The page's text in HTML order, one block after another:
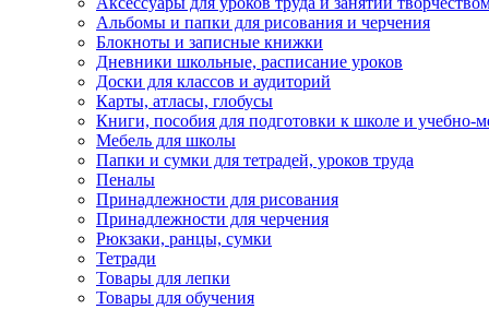
Альбомы и папки для рисования и черчения
Блокноты и записные книжки
Дневники школьные, расписание уроков
Доски для классов и аудиторий
Карты, атласы, глобусы
Книги, пособия для подготовки к школе и учебно-
Мебель для школы
Папки и сумки для тетрадей, уроков труда
Пеналы
Принадлежности для рисования
Принадлежности для черчения
Рюкзаки, ранцы, сумки
Тетради
Товары для лепки
Товары для обучения